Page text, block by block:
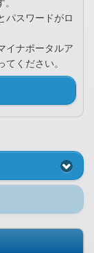
パスワードがロ
イナポータルア
ください。